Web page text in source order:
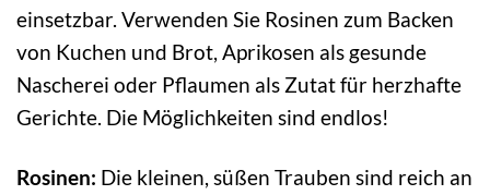
einsetzbar. Verwenden Sie Rosinen zum Backen
von Kuchen und Brot, Aprikosen als gesunde
Nascherei oder Pflaumen als Zutat für herzhafte
Gerichte. Die Möglichkeiten sind endlos!
Rosinen: Die kleinen, süßen Trauben sind reich an